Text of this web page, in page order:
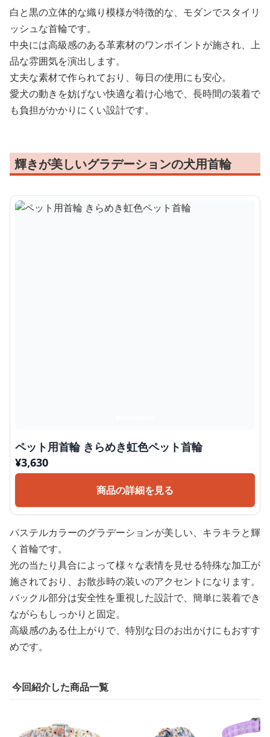
白と黒の立体的な織り模様が特徴的な、モダンでスタイリ
ッシュな首輪です。
中央には高級感のある革素材のワンポイントが施され、上
品な雰囲気を演出します。
丈夫な素材で作られており、毎日の使用にも安心。
愛犬の動きを妨げない快適な着け心地で、長時間の装着で
も負担がかかりにくい設計です。
輝きが美しいグラデーションの犬用首輪
ペット用首輪 きらめき虹色ペット首輪
¥3,630
商品の詳細を見る
パステルカラーのグラデーションが美しい、キラキラと輝
く首輪です。
光の当たり具合によって様々な表情を見せる特殊な加工が
施されており、お散歩時の装いのアクセントになります。
バックル部分は安全性を重視した設計で、簡単に装着でき
ながらもしっかりと固定。
高級感のある仕上がりで、特別な日のお出かけにもおすす
めです。
今回紹介した商品一覧